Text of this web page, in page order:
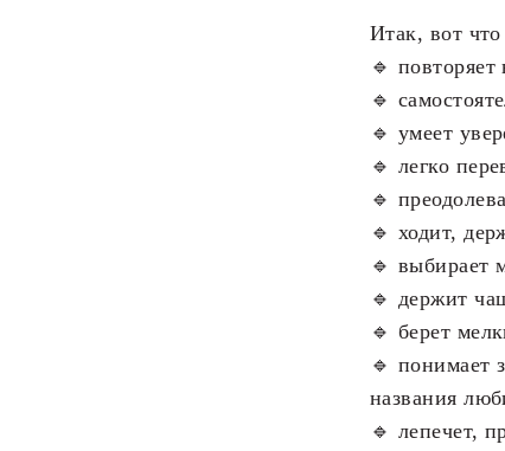
Итак, вот что
🔹
🔹
🔹 умеет
🔹 легко
🔹
🔹 ходит,
🔹 выбирает
🔹 держит
🔹 берет
🔹 понимает
названия
🔹 лепечет,